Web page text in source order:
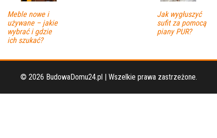
Meble nowe i
używane – jakie
wybrać i gdzie
ich szukać?
Jak wygłuszyć
sufit za pomocą
piany PUR?
© 2026 BudowaDomu24.pl | Wszelkie prawa zastrzeżone.